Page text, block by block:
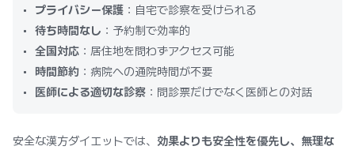
プライバシー保護 ：自宅で診察を受けられる
待ち時間なし ：予約制で効率的
全国対応 ：居住地を問わずアクセス可能
時間節約 ：病院への通院時間が不要
医師による適切な診察 ：問診票だけでなく医師との対話
安全な漢方ダイエットでは、 効果よりも安全性を優先し、無理な